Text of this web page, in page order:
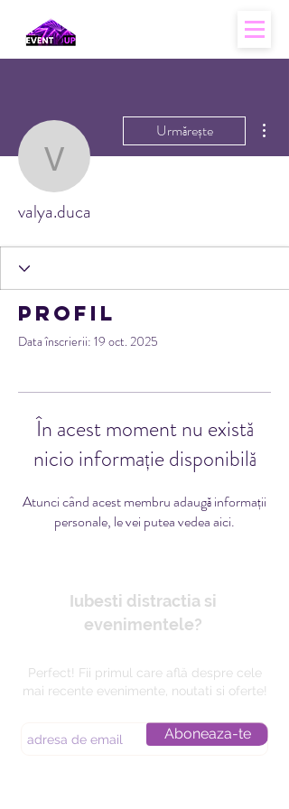
valya.duca
Urmărește
valya.duca
Profil
Data înscrierii: 19 oct. 2025
În acest moment nu există
nicio informație disponibilă
Atunci când acest membru adaugă informații
personale, le vei putea vedea aici.
Iubesti distractia si
evenimentele?
Perfect! Fii primul care află despre cele
mai recente evenimente, noutati si oferte!
Aboneaza-te